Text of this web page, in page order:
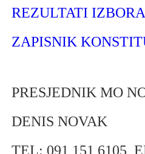
REZULTATI IZBORA
ZAPISNIK
PRESJEDNIK MO
DENIS NOVAK
TEL: 091 151 6105